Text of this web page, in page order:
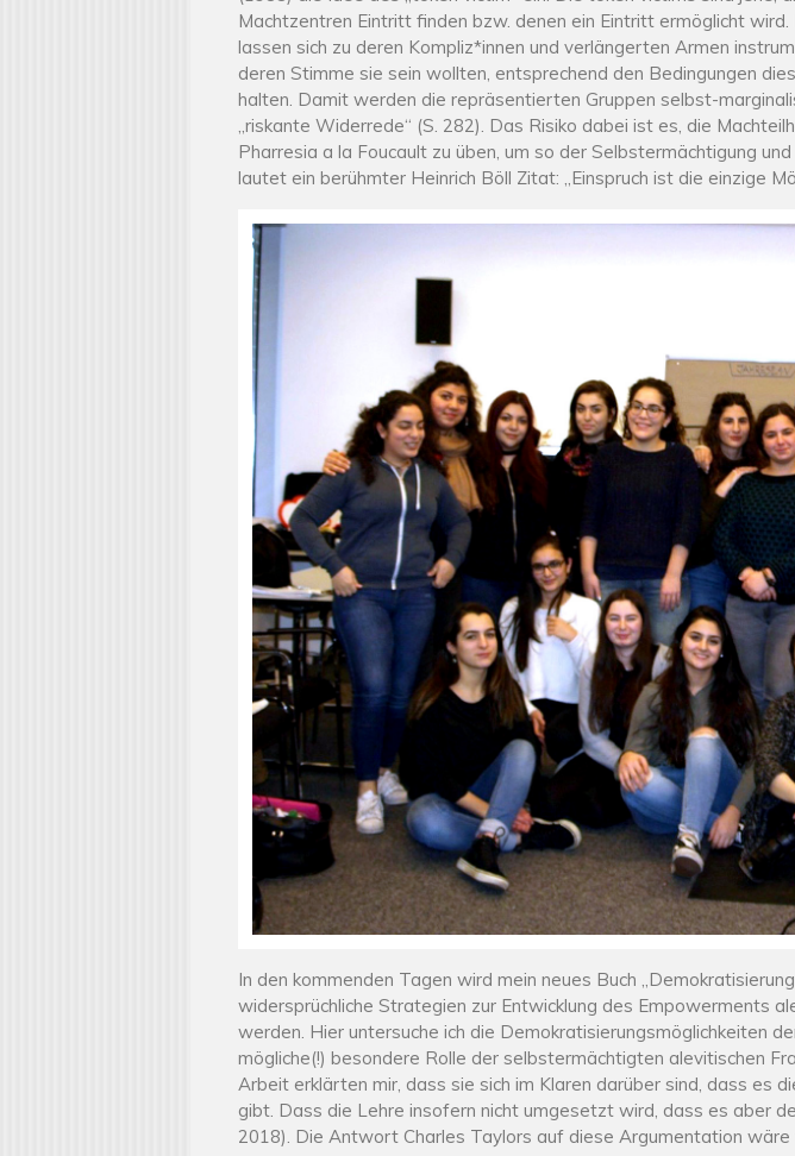
Machtzentren Eintritt finden bzw. denen ein Eintritt ermöglicht
lassen sich zu deren Kompliz*innen und verlängerten Armen
deren Stimme sie sein wollten, entsprechend den Bedingungen
halten. Damit werden die repräsentierten Gruppen selbst-
„riskante Widerrede“ (S. 282). Das Risiko dabei ist es, die
Pharresia a la Foucault zu üben, um so der Selbstermächtigung
lautet ein berühmter Heinrich Böll Zitat: „Einspruch ist die einzige
In den kommenden Tagen wird mein neues Buch
widersprüchliche Strategien zur Entwicklung des Empowerments
werden. Hier untersuche ich die Demokratisierungsmöglichkeiten
mögliche(!) besondere Rolle der selbstermächtigten alevitischen
Arbeit erklärten mir, dass sie sich im Klaren darüber sind, dass es
gibt. Dass die Lehre insofern nicht umgesetzt wird, dass es aber
2018). Die Antwort Charles Taylors auf diese Argumentation